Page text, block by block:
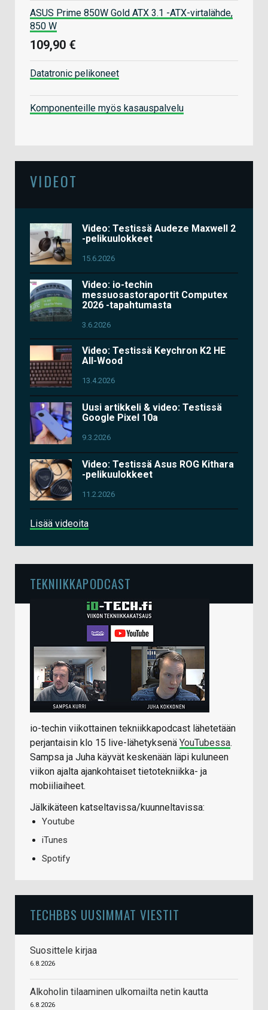
ASUS Prime 850W Gold ATX 3.1 -ATX-virtalähde,
850 W
109,90 €
Datatronic pelikoneet
Komponenteille myös kasauspalvelu
VIDEOT
Video: Testissä Audeze Maxwell 2
-pelikuulokkeet
15.6.2026
Video: io-techin
messuosastoraportit Computex
2026 -tapahtumasta
3.6.2026
Video: Testissä Keychron K2 HE
All-Wood
13.4.2026
Uusi artikkeli & video: Testissä
Google Pixel 10a
9.3.2026
Video: Testissä Asus ROG Kithara
-pelikuulokkeet
11.2.2026
Lisää videoita
TEKNIIKKAPODCAST
io-techin viikottainen tekniikkapodcast lähetetään
perjantaisin klo 15 live-lähetyksenä YouTubessa.
Sampsa ja Juha käyvät keskenään läpi kuluneen
viikon ajalta ajankohtaiset tietotekniikka- ja
mobiiliaiheet.
Jälkikäteen katseltavissa/kuunneltavissa:
Youtube
iTunes
Spotify
TECHBBS UUSIMMAT VIESTIT
Suosittele kirjaa
6.8.2026
Alkoholin tilaaminen ulkomailta netin kautta
6.8.2026